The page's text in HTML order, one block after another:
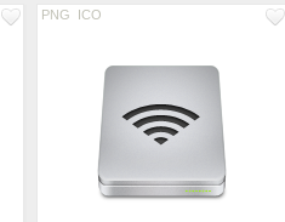
PNG ICO